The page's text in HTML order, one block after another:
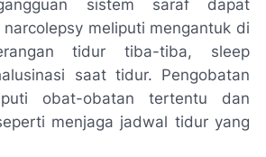
sistem saraf dapat
meliputi mengantuk di
tidur tiba-tiba, sleep
saat tidur. Pengobatan
obat-obatan tertentu dan
menjaga jadwal tidur yang